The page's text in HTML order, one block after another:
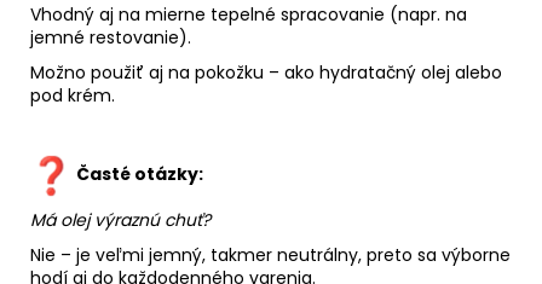
Vhodný aj na mierne tepelné spracovanie (napr. na
jemné restovanie).
Možno použiť aj na pokožku – ako hydratačný olej alebo
pod krém.
Časté otázky:
Má olej výraznú chuť?
Nie – je veľmi jemný, takmer neutrálny, preto sa výborne
hodí aj do každodenného varenia.